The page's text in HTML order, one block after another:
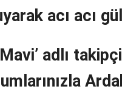
acı acı
adlı